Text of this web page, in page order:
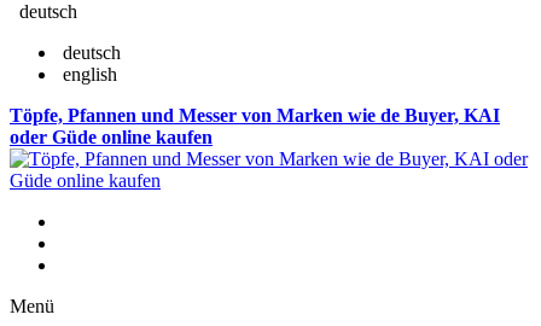
deutsch
deutsch
english
Töpfe, Pfannen und Messer von Marken wie de Buyer, KAI
oder Güde online kaufen
Menü